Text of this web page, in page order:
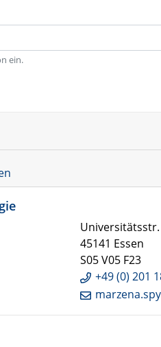
ein.
45141 Essen
S05 V05 F23
+49 (0) 201